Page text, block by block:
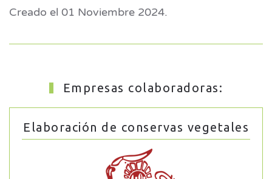
Creado el 01 Noviembre 2024.
Empresas colaboradoras:
Elaboración de conservas vegetales